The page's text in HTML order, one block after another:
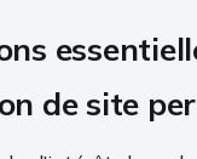
de site